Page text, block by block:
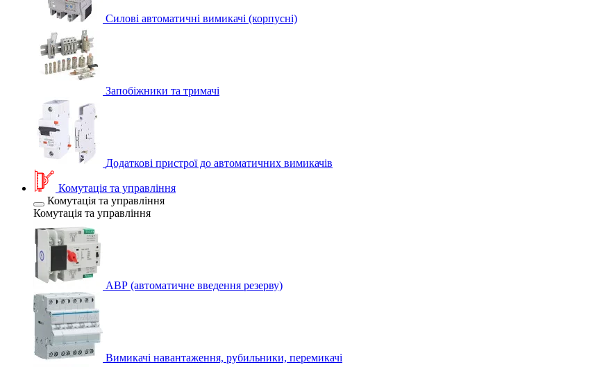
Силові автоматичні вимикачі (корпусні)
Запобіжники та тримачі
Додаткові пристрої до автоматичних вимикачів
Комутація та управління
Комутація та управління
Комутація та управління
АВР (автоматичне введення резерву)
Вимикачі навантаження, рубильники, перемикачі